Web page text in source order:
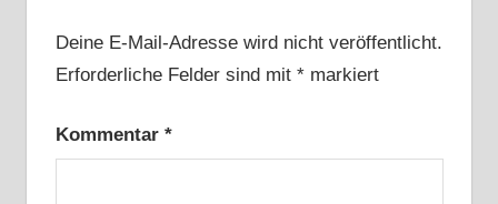
Deine E-Mail-Adresse wird nicht veröffentlicht.
Erforderliche Felder sind mit *markiert
Kommentar *